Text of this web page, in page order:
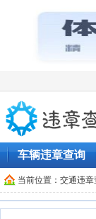
车辆违章查询
当前位置： 交通违章